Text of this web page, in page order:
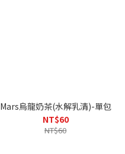
Mars烏龍奶茶(水解乳清)-單包
NT$60
NT$60